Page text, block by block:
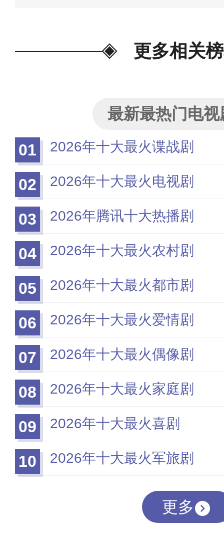
并维护影视版权，只盘点相关
更多相关
最新最热门电视
01
2026年十大最火谍战剧
02 2026年十大最火电视剧
03 2026年腾讯十大热播剧
04 2026年十大最火农村剧
05 2026年十大最火都市剧
06 2026年十大最火爱情剧
07 2026年十大最火偶像剧
08 2026年十大最火家庭剧
09 2026年十大最火喜剧
10 2026年十大最火军旅剧
更多